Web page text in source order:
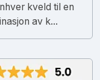
kveld til en
av k...